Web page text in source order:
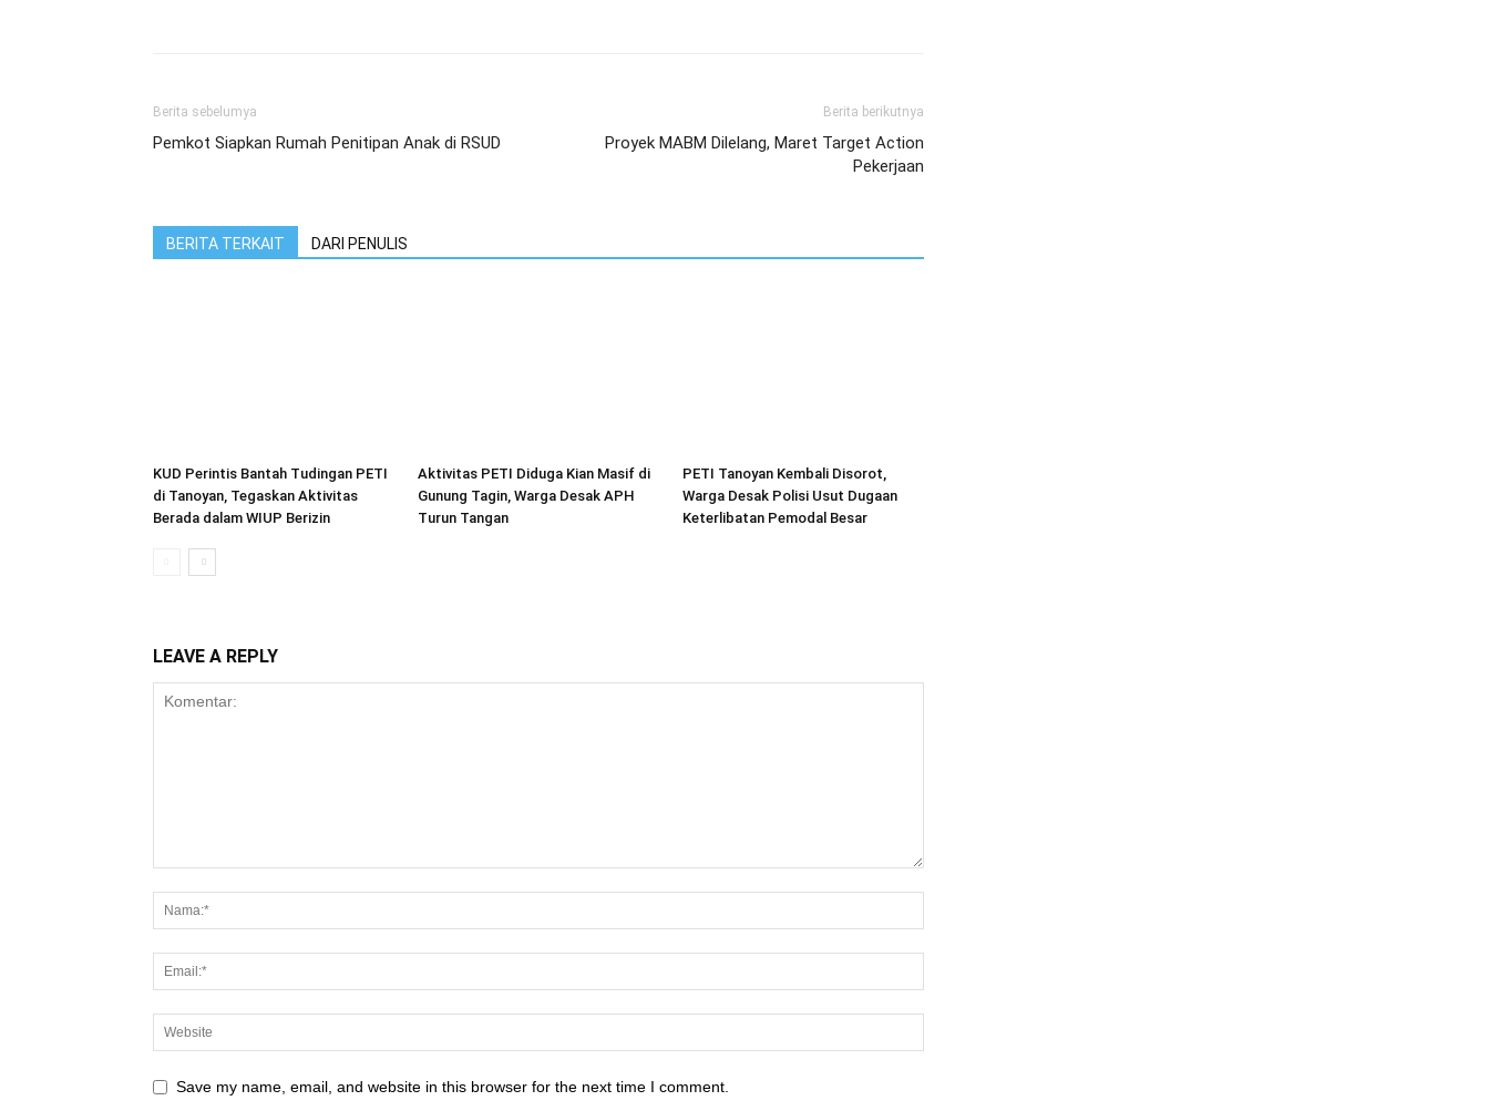
Berita sebelumya
Pemkot Siapkan Rumah Penitipan Anak di RSUD
Berita berikutnya
Proyek MABM Dilelang, Maret Target Action
Pekerjaan
BERITA TERKAIT DARI PENULIS
KUD Perintis Bantah Tudingan PETI
di Tanoyan, Tegaskan Aktivitas
Berada dalam WIUP Berizin
Aktivitas PETI Diduga Kian Masif di
Gunung Tagin, Warga Desak APH
Turun Tangan
PETI Tanoyan Kembali Disorot,
Warga Desak Polisi Usut Dugaan
Keterlibatan Pemodal Besar
LEAVE A REPLY
Save my name, email, and website in this browser for the next time I comment.